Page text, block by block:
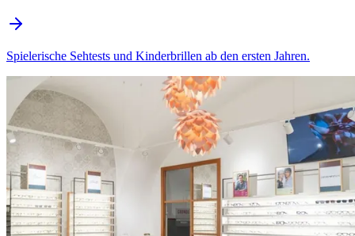
Spielerische Sehtests und Kinderbrillen ab den ersten Jahren.